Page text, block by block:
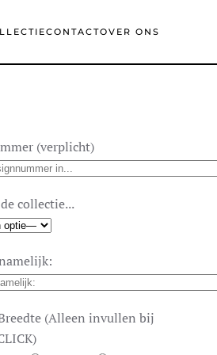
CONTACTOVER ONS
(verplicht)
collectie...
(Alleen invullen bij